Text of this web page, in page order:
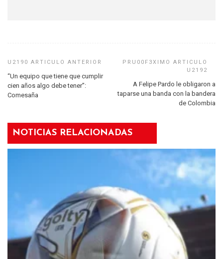
“Un equipo que tiene que cumplir
cien años algo debe tener”:
Comesaña
A Felipe Pardo le obligaron a
taparse una banda con la bandera
de Colombia
NOTICIAS RELACIONADAS